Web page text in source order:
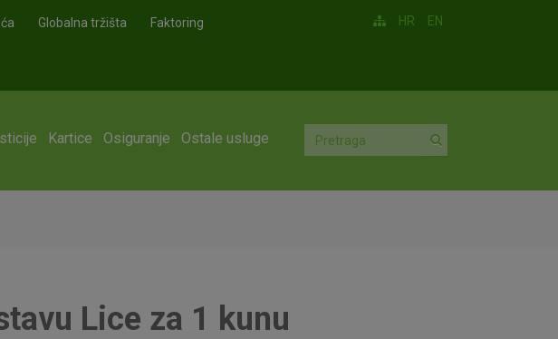
Globalna tržišta Faktoring HR EN
Kartice Osiguranje Ostale usluge
Lice za 1 kunu